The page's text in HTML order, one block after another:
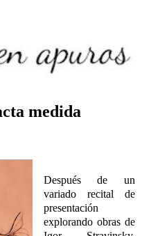
medida
Después de un
variado recital de
presentación
explorando obras de